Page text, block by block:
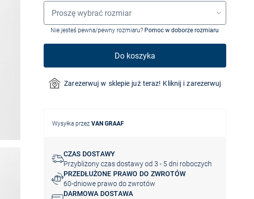
Wybór rozmiaru
Proszę wybrać rozmiar
Nie jesteś pewna/pewny rozmiaru? Pomoc w doborze rozmiaru
Do koszyka
Zarezerwuj w sklepie już teraz! Kliknij i zarezerwuj
Wysyłka przez VAN GRAAF
CZAS DOSTAWY
Przybliżony czas dostawy od 3 - 5 dni roboczych
PRZEDŁUŻONE PRAWO DO ZWROTÓW
60-dniowe prawo do zwrotów
DARMOWA DOSTAWA